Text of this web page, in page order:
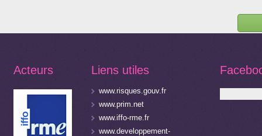
Acteurs Liens utiles
www.risques.gouv.fr
www.prim.net
www.iffo-rme.fr
www.developpement-